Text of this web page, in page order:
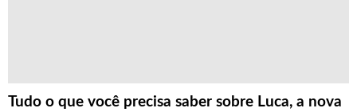
Tudo o que você precisa saber sobre Luca, a nova